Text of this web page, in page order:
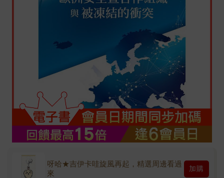
呀哈★吉伊卡哇旋風再起，精選周邊看過
來
加購